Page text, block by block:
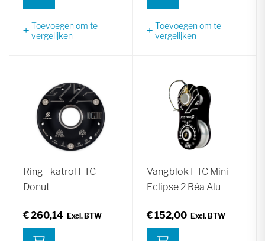
Toevoegen om te
vergelijken
Toevoegen om te
vergelijken
Ring - katrol FTC
Donut
€ 260,14
Vangblok FTC Mini
Eclipse 2 Réa Alu
€ 152,00